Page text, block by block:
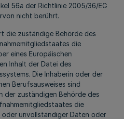
56a der Richtlinie 2005/36/EG
nicht berührt.
die zuständige Behörde des
die
eines Europäischen
Inhalt der Datei des
Die Inhaberin oder der
Berufsausweises sind
zuständigen Behörde des
die
unvollständiger Daten oder